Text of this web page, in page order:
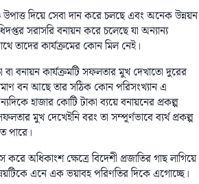
উপাত্ত দিয়ে সেবা দান করে চলছে এবং অনেক উন্নয়ন
সরাসরি বনায়ন করে চলেছে যা অন্যান্য
তাদের কার্যক্রমের কোন মিল নেই।
বনায়ন কার্যক্রমটি সফলতার মুখ দেখাতাে দুরের
বন আছে তার সঠিক কোন পরিসংখ্যান এ
হাজার কোটি টাকা ব্যয়ে বনায়নের প্রকল্প
মুখ দেখেইনি বরং তা সম্পূর্ণভাবে ব্যর্থ প্রকল্প
পারে।
অধিকাংশ ক্ষেত্রে বিদেশী প্রজাতির গাছ লাগিয়ে
এনে এক ভয়াবহ পরিণতির দিকে এগােচ্ছে।